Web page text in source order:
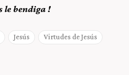
le bendiga !
Jesús Virtudes de Jesús